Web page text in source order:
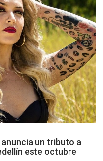
un tributo a
este octubre